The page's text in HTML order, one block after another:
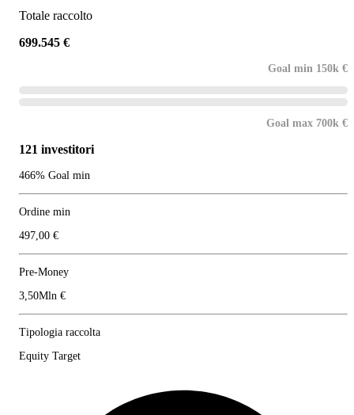
Totale raccolto
699.545 €
Goal min 150k €
Goal max 700k €
121 investitori
466% Goal min
Ordine min
497,00 €
Pre-Money
3,50Mln €
Tipologia raccolta
Equity Target